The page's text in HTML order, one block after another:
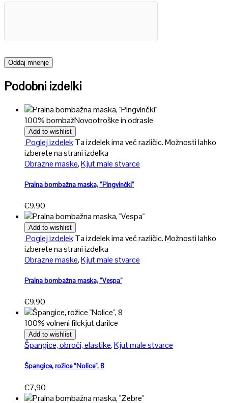
Podobni izdelki
100% bombažNovootroške in odrasle
Add to wishlist
Poglej izdelekTa izdelek ima več različic. Možnosti lahko
izberete na strani izdelka
Obrazne maske,Kjut male stvarce
Pralna bombažna maska, “Pingvinčki”
€9,90
Add to wishlist
Poglej izdelekTa izdelek ima več različic. Možnosti lahko
izberete na strani izdelka
Obrazne maske,Kjut male stvarce
Pralna bombažna maska, “Vespa”
€9,90
100% volneni filckjut darilce
Add to wishlist
Špangice, obroči, elastike,Kjut male stvarce
Špangice, rožice “Nolice”, 8
€7,90